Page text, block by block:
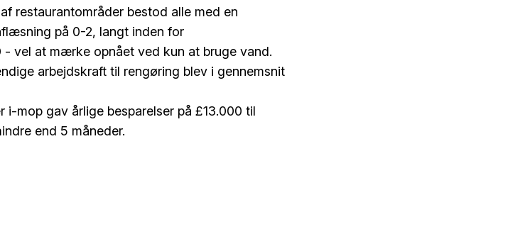
restaurantområder bestod alle med en
på 0-2, langt inden for
vel at mærke opnået ved kun at bruge vand.
arbejdskraft til rengøring blev i gennemsnit
i-mop gav årlige besparelser på £13.000 til
end 5 måneder.